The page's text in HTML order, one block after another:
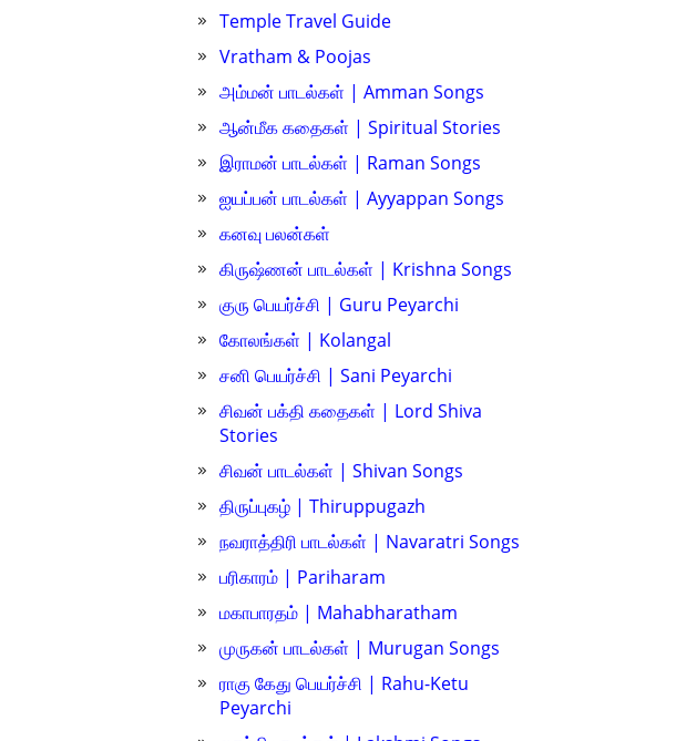
Temple Travel Guide
Vratham & Poojas
அம்மன் பாடல்கள் | Amman Songs
ஆன்மீக கதைகள் | Spiritual Stories
இராமன் பாடல்கள் | Raman Songs
ஐயப்பன் பாடல்கள் | Ayyappan Songs
கனவு பலன்கள்
கிருஷ்ணன் பாடல்கள் | Krishna Songs
குரு பெயர்ச்சி | Guru Peyarchi
கோலங்கள் | Kolangal
சனி பெயர்ச்சி | Sani Peyarchi
சிவன் பக்தி கதைகள் | Lord Shiva
Stories
சிவன் பாடல்கள் | Shivan Songs
திருப்புகழ் | Thiruppugazh
நவராத்திரி பாடல்கள் | Navaratri Songs
பரிகாரம் | Pariharam
மகாபாரதம் | Mahabharatham
முருகன் பாடல்கள் | Murugan Songs
ராகு கேது பெயர்ச்சி | Rahu-Ketu
Peyarchi